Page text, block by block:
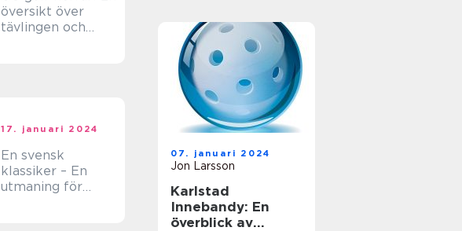
översikt över
tävlingen och
17. januari 2024
En svensk
klassiker – En
utmaning för
07. januari 2024
Jon Larsson
Karlstad
Innebandy: En
överblick av